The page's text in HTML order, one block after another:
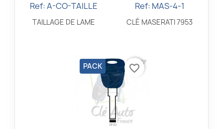
Aperçu rapide
Ref: A-CO-TAILLE
TAILLAGE DE LAME
Aperçu rapide
Ref: MAS-4-1
CLÉ MASERATI 7953
PACK favorite_border